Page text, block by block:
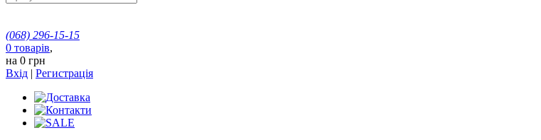
(068) 296-15-15
0 товарів,
на 0 грн
Вхід | Регистрація